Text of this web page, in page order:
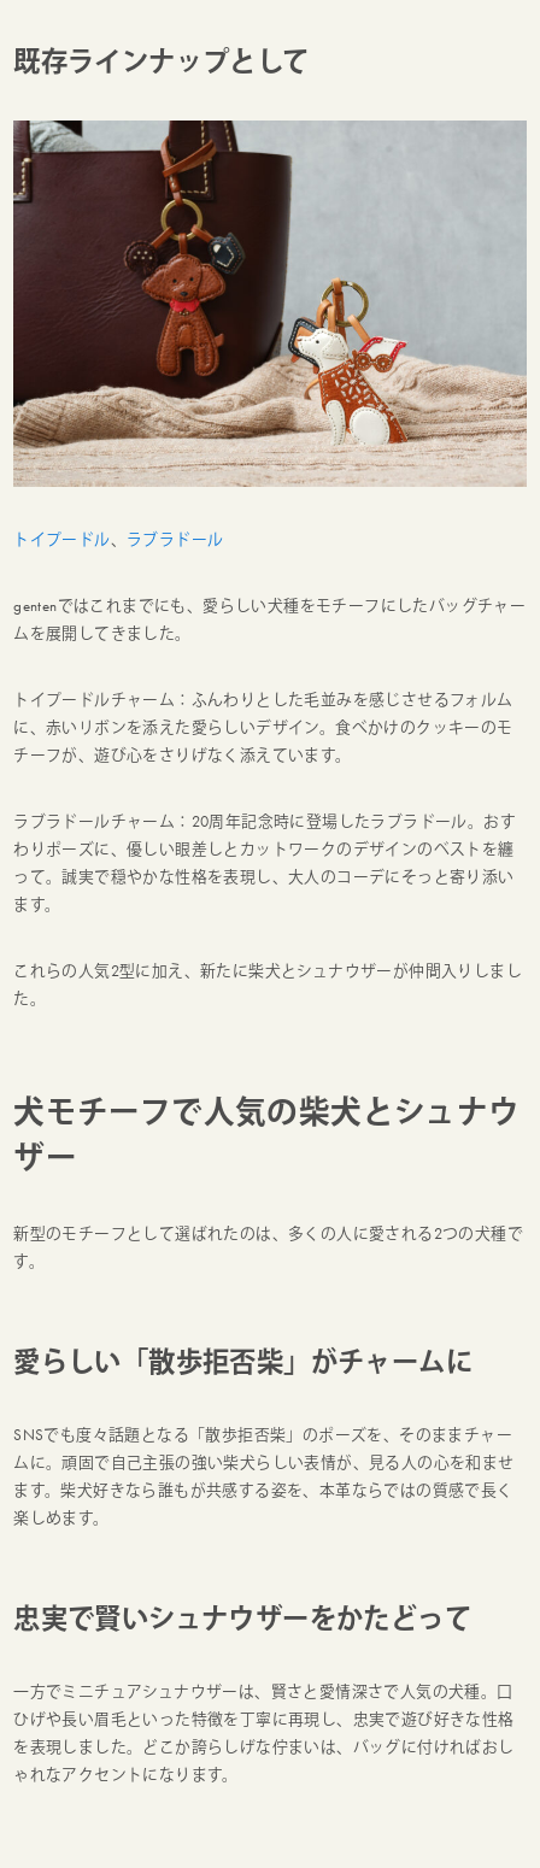
既存ラインナップとして
トイプードル、 ラブラドール
gentenではこれまでにも、愛らしい犬種をモチーフにしたバッグチャー
ムを展開してきました。
トイプードルチャーム：ふんわりとした毛並みを感じさせるフォルム
に、赤いリボンを添えた愛らしいデザイン。食べかけのクッキーのモ
チーフが、遊び心をさりげなく添えています。
ラブラドールチャーム：20周年記念時に登場したラブラドール。おす
わりポーズに、優しい眼差しとカットワークのデザインのベストを纏
って。誠実で穏やかな性格を表現し、大人のコーデにそっと寄り添い
ます。
これらの人気2型に加え、新たに柴犬とシュナウザーが仲間入りしまし
た。
犬モチーフで人気の柴犬とシュナウ
ザー
新型のモチーフとして選ばれたのは、多くの人に愛される2つの犬種で
す。
愛らしい「散歩拒否柴」がチャームに
SNSでも度々話題となる「散歩拒否柴」のポーズを、そのままチャー
ムに。頑固で自己主張の強い柴犬らしい表情が、見る人の心を和ませ
ます。柴犬好きなら誰もが共感する姿を、本革ならではの質感で長く
楽しめます。
忠実で賢いシュナウザーをかたどって
一方でミニチュアシュナウザーは、賢さと愛情深さで人気の犬種。口
ひげや長い眉毛といった特徴を丁寧に再現し、忠実で遊び好きな性格
を表現しました。どこか誇らしげな佇まいは、バッグに付ければおし
ゃれなアクセントになります。